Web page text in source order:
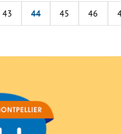
43 44 45 46